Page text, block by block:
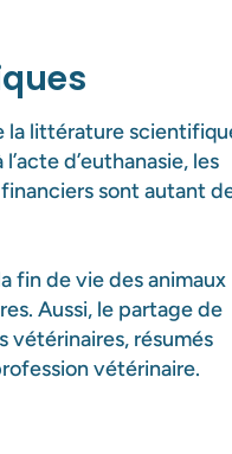
la littérature
d’euthanasie, les
sont autant
fin de vie des animaux
Aussi, le partage de
vétérinaires, résumés
vétérinaire.